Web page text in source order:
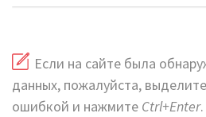
Если на сайте была
данных, пожалуйста,
ошибкой и нажмите Ctrl+Enter.